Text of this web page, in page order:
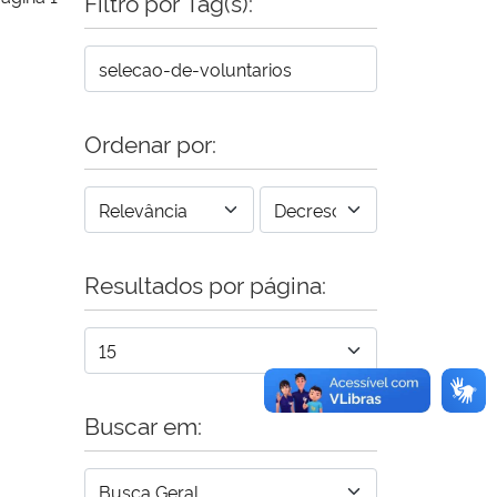
Ordenar por:
Resultados por página:
Buscar em: